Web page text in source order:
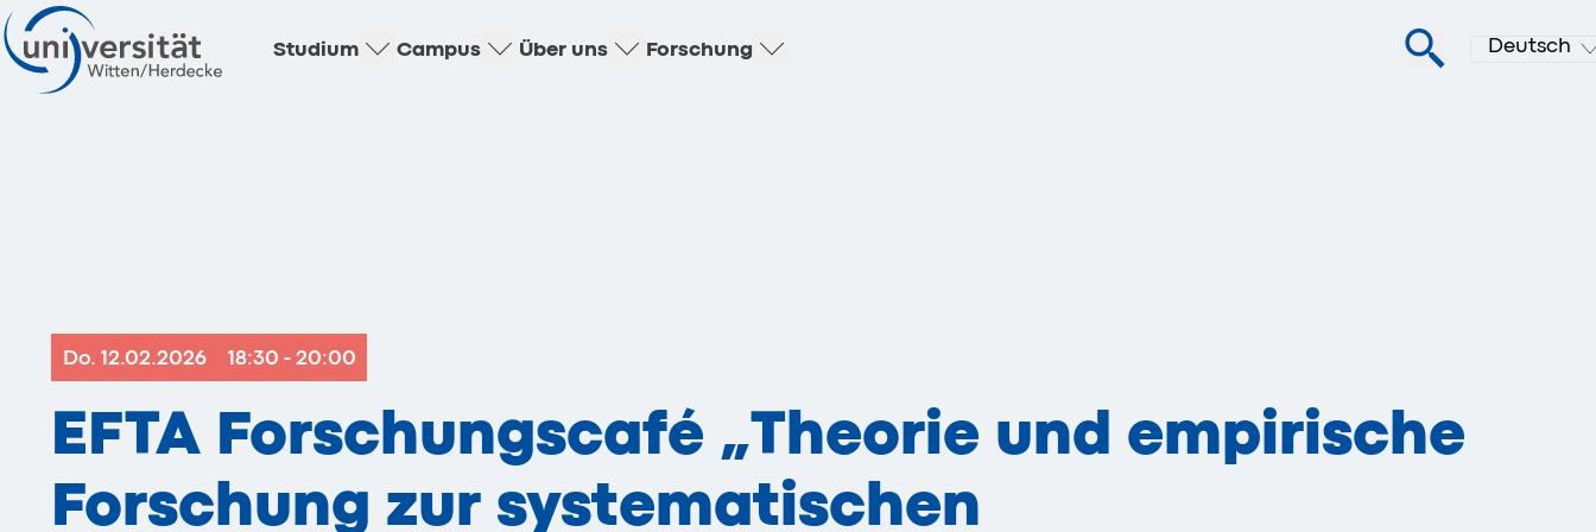
Studium Campus Über uns Forschung Deutsch
Do. 12.02.2026 18:30 - 20:00
EFTA Forschungscafé „Theorie und empirische
Forschung zur systematischen